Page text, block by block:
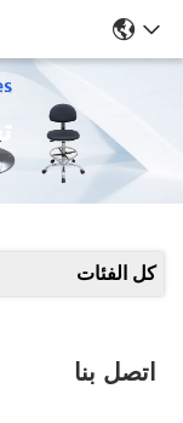
كل الفئات
اتصل بنا